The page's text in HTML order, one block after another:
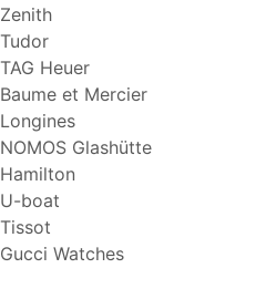
Zenith
Tudor
TAG Heuer
Baume et Mercier
Longines
NOMOS Glashütte
Hamilton
U-boat
Tissot
Gucci Watches